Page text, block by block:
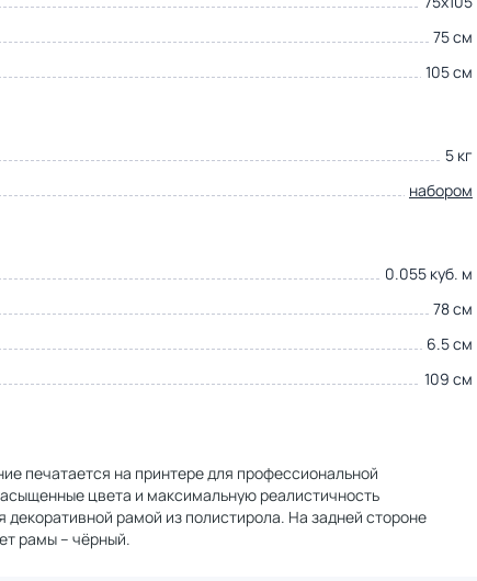
75 см
105 см
5 кг
набором
0.055 куб. м
78 см
6.5 см
109 см
печатается на принтере для профессиональной
цвета и максимальную реалистичность
рамой из полистирола. На задней стороне
рамы – чёрный.